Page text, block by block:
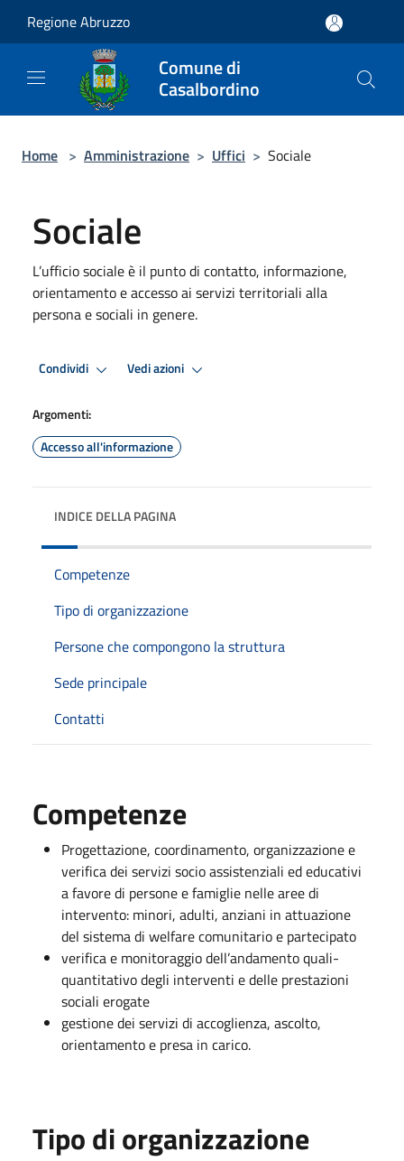
Regione Abruzzo
Comune di
Casalbordino
Home > Amministrazione > Uffici > Sociale
Sociale
L’ufficio sociale è il punto di contatto, informazione,
orientamento e accesso ai servizi territoriali alla
persona e sociali in genere.
Condividi Vedi azioni
Argomenti:
Accesso all'informazione
INDICE DELLA PAGINA
Competenze
Tipo di organizzazione
Persone che compongono la struttura
Sede principale
Contatti
Competenze
Progettazione, coordinamento, organizzazione e
verifica dei servizi socio assistenziali ed educativi
a favore di persone e famiglie nelle aree di
intervento: minori, adulti, anziani in attuazione
del sistema di welfare comunitario e partecipato
verifica e monitoraggio dell’andamento quali-
quantitativo degli interventi e delle prestazioni
sociali erogate
gestione dei servizi di accoglienza, ascolto,
orientamento e presa in carico.
Tipo di organizzazione